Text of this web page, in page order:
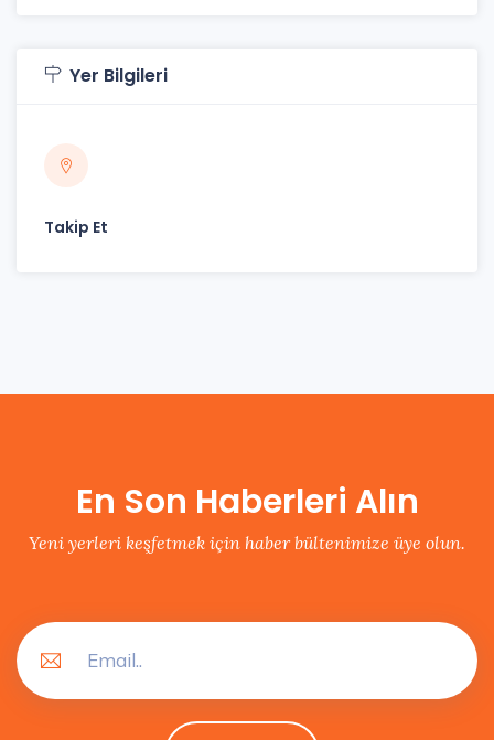
Yer Bilgileri
Takip Et
En Son Haberleri Alın
Yeni yerleri keşfetmek için haber bültenimize üye olun.